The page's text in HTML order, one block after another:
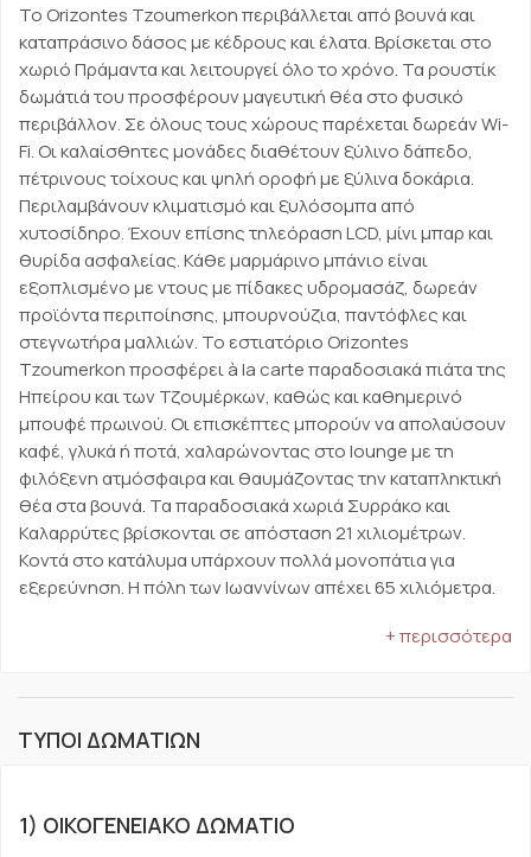
Το Orizontes Tzoumerkon περιβάλλεται από βουνά και
καταπράσινο δάσος με κέδρους και έλατα. Βρίσκεται στο
χωριό Πράμαντα και λειτουργεί όλο το χρόνο. Τα ρουστίκ
δωμάτιά του προσφέρουν μαγευτική θέα στο φυσικό
περιβάλλον. Σε όλους τους χώρους παρέχεται δωρεάν Wi-
Fi. Οι καλαίσθητες μονάδες διαθέτουν ξύλινο δάπεδο,
πέτρινους τοίχους και ψηλή οροφή με ξύλινα δοκάρια.
Περιλαμβάνουν κλιματισμό και ξυλόσομπα από
χυτοσίδηρο. Έχουν επίσης τηλεόραση LCD, μίνι μπαρ και
θυρίδα ασφαλείας. Κάθε μαρμάρινο μπάνιο είναι
εξοπλισμένο με ντους με πίδακες υδρομασάζ, δωρεάν
προϊόντα περιποίησης, μπουρνούζια, παντόφλες και
στεγνωτήρα μαλλιών. Το εστιατόριο Orizontes
Tzoumerkon προσφέρει à la carte παραδοσιακά πιάτα της
Ηπείρου και των Τζουμέρκων, καθώς και καθημερινό
μπουφέ πρωινού. Οι επισκέπτες μπορούν να απολαύσουν
καφέ, γλυκά ή ποτά, χαλαρώνοντας στο lounge με τη
φιλόξενη ατμόσφαιρα και θαυμάζοντας την καταπληκτική
θέα στα βουνά. Τα παραδοσιακά χωριά Συρράκο και
Καλαρρύτες βρίσκονται σε απόσταση 21 χιλιομέτρων.
Κοντά στο κατάλυμα υπάρχουν πολλά μονοπάτια για
εξερεύνηση. Η πόλη των Ιωαννίνων απέχει 65 χιλιόμετρα.
+ περισσότερα
ΤΥΠΟΙ ΔΩΜΑΤΙΩΝ
1) ΟΙΚΟΓΕΝΕΙΑΚΌ ΔΩΜΆΤΙΟ